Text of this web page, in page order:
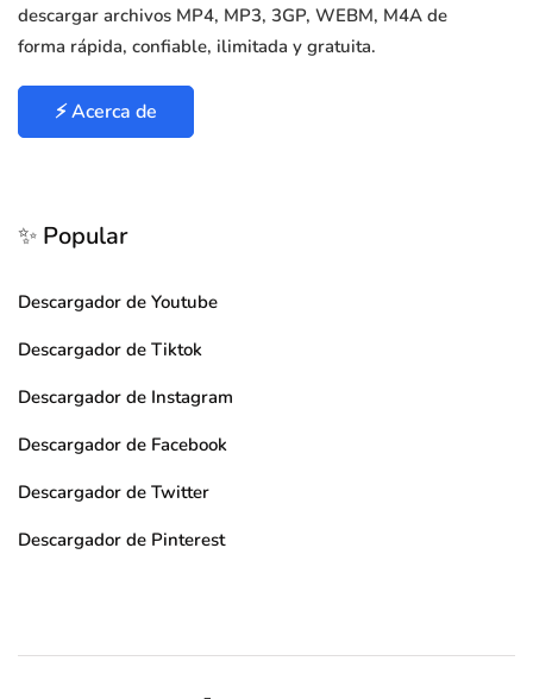
descargar archivos MP4, MP3, 3GP, WEBM, M4A de
forma rápida, confiable, ilimitada y gratuita.
⚡ Acerca de
✨ Popular
Descargador de Youtube
Descargador de Tiktok
Descargador de Instagram
Descargador de Facebook
Descargador de Twitter
Descargador de Pinterest